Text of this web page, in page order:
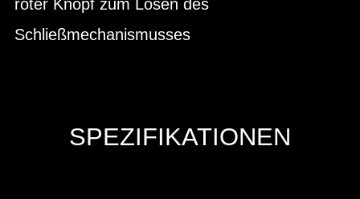
roter Knopf zum Lösen des
Schließmechanismusses
SPEZIFIKATIONEN